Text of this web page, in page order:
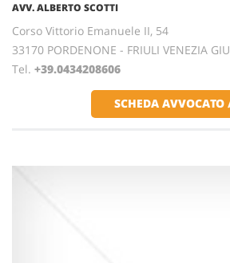
AVV. ALBERTO SCOTTI
Corso Vittorio Emanuele II, 54
33170 PORDENONE - FRIULI VENEZIA
Tel. +39.0434208606
SCHEDA AVVOCATO